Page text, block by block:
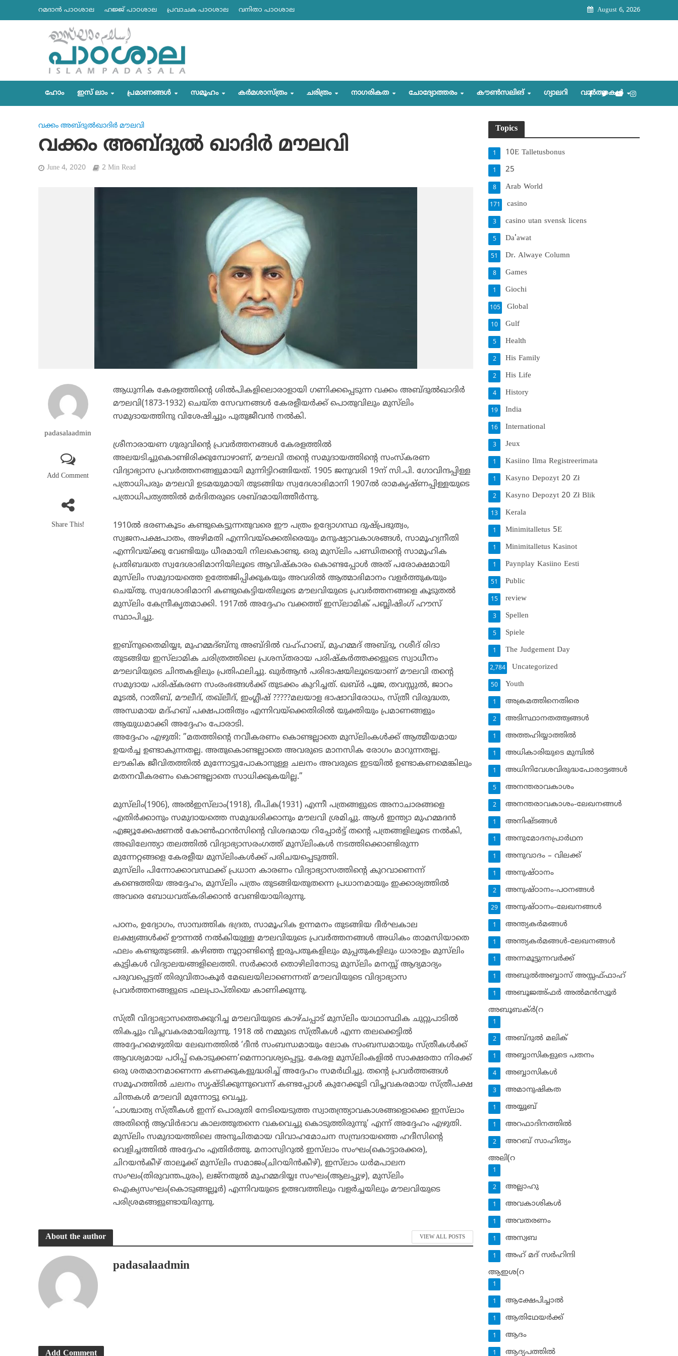
റമദാന്‍ പാഠശാല ഹജ്ജ് പാഠശാല പ്രവാചക പാഠശാല വനിതാ പാഠശാല August 6, 2026
ഹോം ഇസ് ലാം പ്രമാണങ്ങള്‍ സമൂഹം കര്‍മശാസ്ത്രം ചരിത്രം നാഗരികത ചോദ്യോത്തരം കൗണ്‍സലിങ്‌ ഗ്യാലറി വാര്‍ത്തകള്‍
വക്കം അബ്ദുല്‍ഖാദിര്‍ മൗലവി
വക്കം അബ്ദുല്‍ ഖാദിര്‍ മൗലവി
June 4, 2020 2 Min Read
padasalaadmin
Add Comment
Share This!
ആധുനിക കേരളത്തിന്റെ ശില്‍പികളിലൊരാളായി ഗണിക്കപ്പെടുന്ന വക്കം അബ്ദുല്‍ഖാദിര്‍
മൗലവി(1873-1932) ചെയ്ത സേവനങ്ങള്‍ കേരളീയര്‍ക്ക് പൊതുവിലും മുസ്‌ലിം
സമുദായത്തിനു വിശേഷിച്ചും പുതുജീവന്‍ നല്‍കി.
ശ്രീനാരായണ ഗുരുവിന്റെ പ്രവര്‍ത്തനങ്ങള്‍ കേരളത്തില്‍
അലയടിച്ചുകൊണ്ടിരിക്കുമ്പോഴാണ്, മൗലവി തന്റെ സമുദായത്തിന്റെ സംസ്‌കരണ
വിദ്യാഭ്യാസ പ്രവര്‍ത്തനങ്ങളുമായി മുന്നിട്ടിറങ്ങിയത്. 1905 ജനുവരി 19ന് സി.പി. ഗോവിന്ദപ്പിള്ള
പത്രാധിപരും മൗലവി ഉടമയുമായി തുടങ്ങിയ സ്വദേശാഭിമാനി 1907ല്‍ രാമകൃഷ്ണപ്പിള്ളയുടെ
പത്രാധിപത്യത്തില്‍ മര്‍ദിതരുടെ ശബ്ദമായിത്തീര്‍ന്നു.
1910ല്‍ ഭരണകൂടം കണ്ടുകെട്ടുന്നതുവരെ ഈ പത്രം ഉദ്യോഗസ്ഥ ദുഷ്പ്രഭുത്വം,
സ്വജനപക്ഷപാതം, അഴിമതി എന്നിവയ്‌ക്കെതിരെയും മനുഷ്യാവകാശങ്ങള്‍, സാമൂഹ്യനീതി
എന്നിവയ്ക്കു വേണ്ടിയും ധീരമായി നിലകൊണ്ടു. ഒരു മുസ്‌ലിം പണ്ഡിതന്റെ സാമൂഹിക
പ്രതിബദ്ധത സ്വദേശാഭിമാനിയിലൂടെ ആവിഷ്‌കാരം കൊണ്ടപ്പോള്‍ അത് പരോക്ഷമായി
മുസ്‌ലിം സമുദായത്തെ ഉത്തേജിപ്പിക്കുകയും അവരില്‍ ആത്മാഭിമാനം വളര്‍ത്തുകയും
ചെയ്തു. സ്വദേശാഭിമാനി കണ്ടുകെട്ടിയതിലൂടെ മൗലവിയുടെ പ്രവര്‍ത്തനങ്ങളെ കൂടുതല്‍
മുസ്‌ലിം കേന്ദ്രീകൃതമാക്കി. 1917ല്‍ അദ്ദേഹം വക്കത്ത് ഇസ്‌ലാമിക് പബ്ലിഷിംഗ് ഹൗസ്
സ്ഥാപിച്ചു.
ഇബ്‌നുതൈമിയ്യഃ, മുഹമ്മദ്ബ്‌നു അബ്ദില്‍ വഹ്ഹാബ്, മുഹമ്മദ് അബ്ദു, റശീദ് രിദാ
തുടങ്ങിയ ഇസ്‌ലാമിക ചരിത്രത്തിലെ പ്രശസ്തരായ പരിഷ്‌കര്‍ത്തക്കളുടെ സ്വാധീനം
മൗലവിയുടെ ചിന്തകളിലും പ്രതിഫലിച്ചു. ഖുര്‍ആന്‍ പരിഭാഷയിലൂടെയാണ് മൗലവി തന്റെ
സമുദായ പരിഷ്‌കരണ സംരംഭങ്ങള്‍ക്ക് തുടക്കം കുറിച്ചത്. ഖബ്ര്‍ പൂജ, തവസ്സുല്‍, ജാറം
മൂടല്‍, റാതീബ്, മൗലീദ്, തഖ്‌ലീദ്, ഇംഗ്ലീഷ് ?????മലയാള ഭാഷാവിരോധം, സ്ത്രീ വിരുദ്ധത,
അന്ധമായ മദ്ഹബ് പക്ഷപാതിത്വം എന്നിവയ്‌ക്കെതിരില്‍ യുക്തിയും പ്രമാണങ്ങളും
ആയുധമാക്കി അദ്ദേഹം പോരാടി.
അദ്ദേഹം എഴുതി: ”മതത്തിന്റെ നവീകരണം കൊണ്ടല്ലാതെ മുസ്‌ലിംകള്‍ക്ക് ആത്മീയമായ
ഉയര്‍ച്ച ഉണ്ടാകുന്നതല്ല. അതുകൊണ്ടല്ലാതെ അവരുടെ മാനസിക രോഗം മാറുന്നതല്ല.
ലൗകിക ജീവിതത്തില്‍ മുന്നോട്ടുപോകാനുള്ള ചലനം അവരുടെ ഇടയില്‍ ഉണ്ടാകണമെങ്കിലും
മതനവീകരണം കൊണ്ടല്ലാതെ സാധിക്കുകയില്ല.”
മുസ്‌ലിം(1906), അല്‍ഇസ്‌ലാം(1918), ദീപിക(1931) എന്നീ പത്രങ്ങളുടെ അനാചാരങ്ങളെ
എതിര്‍ക്കാനും സമുദായത്തെ സമുദ്ധരിക്കാനും മൗലവി ശ്രമിച്ചു. ആള്‍ ഇന്ത്യാ മുഹമ്മദന്‍
എജ്യൂക്കേഷണല്‍ കോണ്‍ഫറന്‍സിന്റെ വിശദമായ റിപ്പോര്‍ട്ട് തന്റെ പത്രങ്ങളിലൂടെ നല്‍കി,
അഖിലേന്ത്യാ തലത്തില്‍ വിദ്യാഭ്യാസരംഗത്ത് മുസ്‌ലിംകള്‍ നടത്തിക്കൊണ്ടിരുന്ന
മുന്നേറ്റങ്ങളെ കേരളീയ മുസ്‌ലിംകള്‍ക്ക് പരിചയപ്പെടുത്തി.
മുസ്‌ലിം പിന്നോക്കാവസ്ഥക്ക് പ്രധാന കാരണം വിദ്യാഭ്യാസത്തിന്റെ കുറവാണെന്ന്
കണ്ടെത്തിയ അദ്ദേഹം, മുസ്‌ലിം പത്രം തുടങ്ങിയതുതന്നെ പ്രധാനമായും ഇക്കാര്യത്തില്‍
അവരെ ബോധവത്കരിക്കാന്‍ വേണ്ടിയായിരുന്നു.
പഠനം, ഉദ്യോഗം, സാമ്പത്തിക ഭദ്രത, സാമൂഹിക ഉന്നമനം തുടങ്ങിയ ദീര്‍ഘകാല
ലക്ഷ്യങ്ങള്‍ക്ക് ഊന്നല്‍ നല്‍കിയുള്ള മൗലവിയുടെ പ്രവര്‍ത്തനങ്ങള്‍ അധികം താമസിയാതെ
ഫലം കണ്ടുതുടങ്ങി. കഴിഞ്ഞ നൂറ്റാണ്ടിന്റെ ഇരുപതുകളിലും മുപ്പതുകളിലും ധാരാളം മുസ്‌ലിം
കുട്ടികള്‍ വിദ്യാലയങ്ങളിലെത്തി. സര്‍ക്കാര്‍ തൊഴിലിനോടു മുസ്‌ലിം മനസ്സ് ആദ്യമാദ്യം
പരുവപ്പെട്ടത് തിരുവിതാംകൂര്‍ മേഖലയിലാണെന്നത് മൗലവിയുടെ വിദ്യാഭ്യാസ
പ്രവര്‍ത്തനങ്ങളുടെ ഫലപ്രാപ്തിയെ കാണിക്കുന്നു.
സ്ത്രീ വിദ്യാഭ്യാസത്തെക്കുറിച്ച മൗലവിയുടെ കാഴ്ചപ്പാട് മുസ്‌ലിം യാഥാസ്ഥിക ചുറ്റുപാടില്‍
തികച്ചും വിപ്ലവകരമായിരുന്നു. 1918 ല്‍ നമ്മുടെ സ്ത്രീകള്‍ എന്ന തലക്കെട്ടില്‍
അദ്ദേഹമെഴുതിയ ലേഖനത്തില്‍ ‘ദീന്‍ സംബന്ധമായും ലോക സംബന്ധമായും സ്ത്രീകള്‍ക്ക്
ആവശ്യമായ പഠിപ്പ് കൊടുക്കണ’മെന്നാവശ്യപ്പെട്ടു. കേരള മുസ്‌ലിംകളില്‍ സാക്ഷരതാ നിരക്ക്
ഒരു ശതമാനമാണെന്ന കണക്കുകളുദ്ധരിച്ച് അദ്ദേഹം സമര്‍ഥിച്ചു. തന്റെ പ്രവര്‍ത്തങ്ങള്‍
സമൂഹത്തില്‍ ചലനം സൃഷ്ടിക്കുന്നുവെന്ന് കണ്ടപ്പോള്‍ കുറേക്കൂടി വിപ്ലവകരമായ സ്ത്രീപക്ഷ
ചിന്തകള്‍ മൗലവി മുന്നോട്ടു വെച്ചു.
‘പാശ്ചാത്യ സ്ത്രീകള്‍ ഇന്ന് പൊരുതി നേടിയെടുത്ത സ്വാതന്ത്ര്യാവകാശങ്ങളൊക്കെ ഇസ്‌ലാം
അതിന്റെ ആവിര്‍ഭാവ കാലത്തുതന്നെ വകവെച്ചു കൊടുത്തിരുന്നു’ എന്ന് അദ്ദേഹം എഴുതി.
മുസ്‌ലിം സമുദായത്തിലെ അനുചിതമായ വിവാഹമോചന സമ്പ്രദായത്തെ ഹദീസിന്റെ
വെളിച്ചത്തില്‍ അദ്ദേഹം എതിര്‍ത്തു. മനാസ്വിറുല്‍ ഇസ്‌ലാം സംഘം(കൊട്ടാരക്കര),
ചിറയന്‍കീഴ് താലൂക്ക് മുസ്‌ലിം സമാജം(ചിറയിന്‍കീഴ്), ഇസ്‌ലാം ധര്‍മപാലന
സംഘം(തിരുവന്തപുരം), ലജ്‌നതുല്‍ മുഹമ്മദിയ്യഃ സംഘം(ആലപ്പുഴ), മുസ്‌ലിം
ഐക്യസംഘം(കൊടുങ്ങല്ലൂര്‍) എന്നിവയുടെ ഉത്ഭവത്തിലും വളര്‍ച്ചയിലും മൗലവിയുടെ
പരിശ്രമങ്ങളുണ്ടായിരുന്നു.
About the author VIEW ALL POSTS
padasalaadmin
Add Comment
Topics
10E Talletusbonus
1
25
1
Arab World
8
casino
171
casino utan svensk licens
3
Da'awat
5
Dr. Alwaye Column
51
Games
8
Giochi
1
Global
105
Gulf
10
Health
5
His Family
2
His Life
2
History
4
India
19
International
16
Jeux
3
Kasiino Ilma Registreerimata
1
Kasyno Depozyt 20 Zł
1
Kasyno Depozyt 20 Zł Blik
2
Kerala
13
Minimitalletus 5E
1
Minimitalletus Kasinot
1
Paynplay Kasiino Eesti
1
Public
51
review
15
Spellen
3
Spiele
5
The Judgement Day
1
Uncategorized
2,784
Youth
50
അക്രമത്തിനെതിരെ
1
അടിസ്ഥാനതത്ത്വങ്ങള്‍
2
അത്തഹിയ്യാത്തില്‍
1
അധികാരിയുടെ മുമ്പില്‍
1
അധിനിവേശവിരുദ്ധപോരാട്ടങ്ങള്‍
1
അനന്തരാവകാശം
5
അനന്തരാവകാശം-ലേഖനങ്ങള്‍
2
അനിഷ്ടങ്ങള്‍
1
അനുമോദനപ്രാര്‍ഥന
1
അനുവാദം – വിലക്ക്‌
1
അനുഷ്ഠാനം
1
അനുഷ്ഠാനം-പഠനങ്ങള്‍
2
അനുഷ്ഠാനം-ലേഖനങ്ങള്‍
29
അന്ത്യകര്‍മങ്ങള്‍
1
അന്ത്യകര്‍മങ്ങള്‍-ലേഖനങ്ങള്‍
1
അന്നമൂട്ടുന്നവര്‍ക്ക്
1
അബുല്‍അബ്ബാസ് അസ്സഫ്ഫാഹ്‌
1
അബൂജഅ്ഫര്‍ അല്‍മന്‍സ്വൂര്‍
1
അബൂബക്ര്‍(റ
1
അബ്ദുല്‍ മലിക്‌
2
അബ്ബാസികളുടെ പതനം
1
അബ്ബാസികള്‍
4
അമാനുഷികത
3
അയ്യൂബ്‌
1
അറഫാദിനത്തില്‍
1
അറബ് സാഹിത്യം
2
അലി(റ
1
അല്ലാഹു
2
അവകാശികള്‍
1
അവതരണം
1
അസ്വബ
1
അഹ് മദ് സര്‍ഹിന്ദി
1
ആഇശ(റ
1
ആക്ഷേപിച്ചാല്‍
1
ആതിഥേയര്‍ക്ക്
1
ആദം
1
ആദ്യപത്തില്‍
1